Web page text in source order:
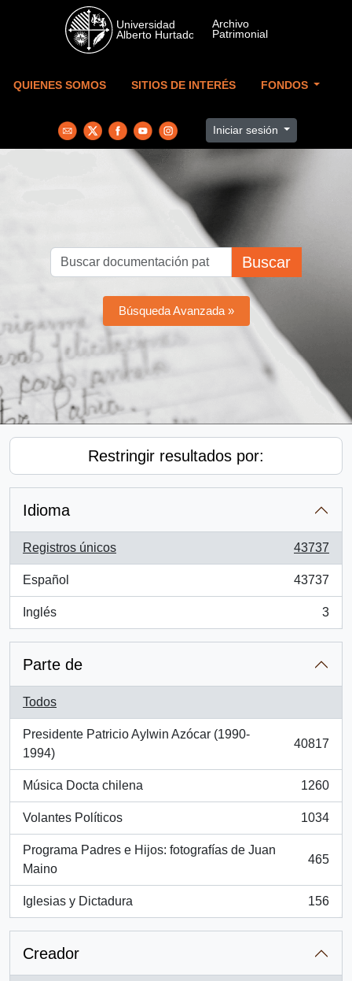
Skip to main content
QUIENES SOMOS SITIOS DE INTERÉS FONDOS
Iniciar sesión
Buscar
Búsqueda Avanzada »
Restringir resultados por:
Idioma
Registros únicos
, 43737 resultados
43737
Español
, 43737 resultados
43737
Inglés
, 3 resultados
3
Parte de
Todos
Presidente Patricio Aylwin Azócar (1990-
1994)
, 40817 resultados
40817
Música Docta chilena
, 1260 resultados
1260
Volantes Políticos
, 1034 resultados
1034
Programa Padres e Hijos: fotografías de Juan
Maino
, 465 resultados
465
Iglesias y Dictadura
, 156 resultados
156
Creador